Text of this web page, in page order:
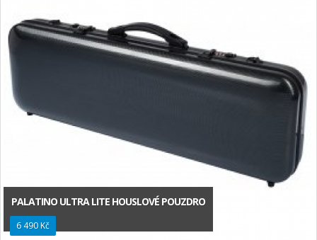
PALATINO ULTRA LITE HOUSLOVÉ POUZDRO
6 490 Kč